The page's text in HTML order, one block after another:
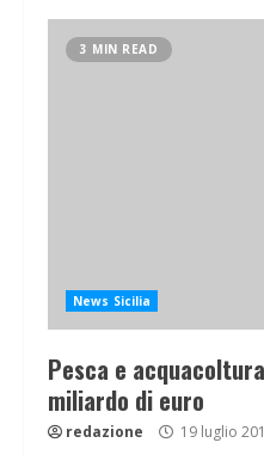
3 MIN READ
News Sicilia
Pesca e
miliardo di euro
redazione 19 luglio